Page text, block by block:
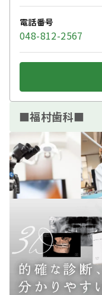
電話番号
048-812-2567
■福村歯科■